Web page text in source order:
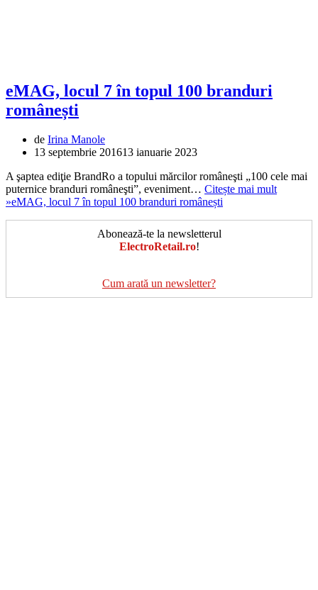
eMAG, locul 7 în topul 100 branduri
românești
de Irina Manole
13 septembrie 201613 ianuarie 2023
A şaptea ediţie BrandRo a topului mărcilor româneşti „100 cele mai
puternice branduri româneşti”, eveniment… Citește mai mult
»eMAG, locul 7 în topul 100 branduri românești
Abonează-te la newsletterul
ElectroRetail.ro!
Cum arată un newsletter?